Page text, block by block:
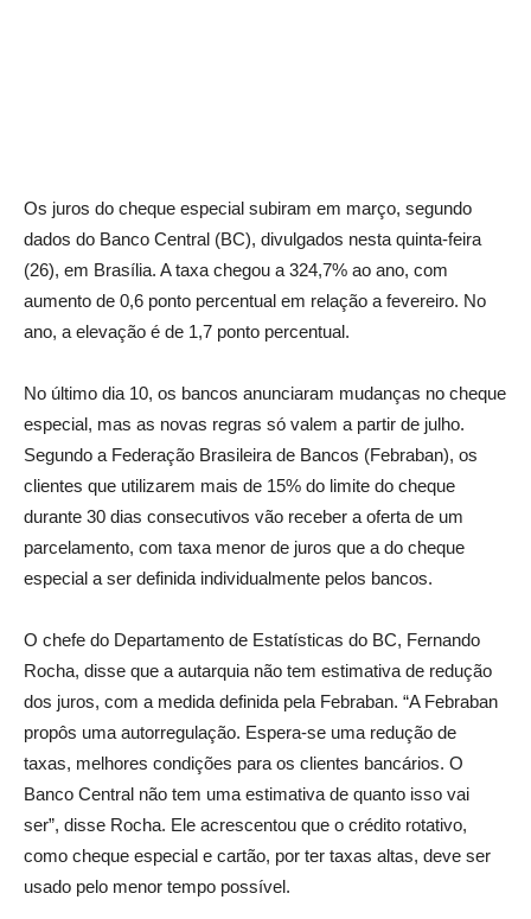
Os juros do cheque especial subiram em março, segundo
dados do Banco Central (BC), divulgados nesta quinta-feira
(26), em Brasília. A taxa chegou a 324,7% ao ano, com
aumento de 0,6 ponto percentual em relação a fevereiro. No
ano, a elevação é de 1,7 ponto percentual.
No último dia 10, os bancos anunciaram mudanças no cheque
especial, mas as novas regras só valem a partir de julho.
Segundo a Federação Brasileira de Bancos (Febraban), os
clientes que utilizarem mais de 15% do limite do cheque
durante 30 dias consecutivos vão receber a oferta de um
parcelamento, com taxa menor de juros que a do cheque
especial a ser definida individualmente pelos bancos.
O chefe do Departamento de Estatísticas do BC, Fernando
Rocha, disse que a autarquia não tem estimativa de redução
dos juros, com a medida definida pela Febraban. “A Febraban
propôs uma autorregulação. Espera-se uma redução de
taxas, melhores condições para os clientes bancários. O
Banco Central não tem uma estimativa de quanto isso vai
ser”, disse Rocha. Ele acrescentou que o crédito rotativo,
como cheque especial e cartão, por ter taxas altas, deve ser
usado pelo menor tempo possível.